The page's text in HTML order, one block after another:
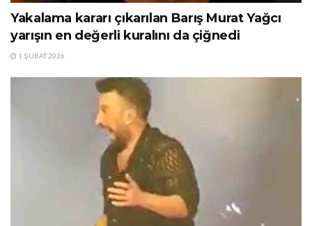
Yakalama kararı çıkarılan Barış Murat Yağcı
yarışın en değerli kuralını da çiğnedi
1 ŞUBAT 2026